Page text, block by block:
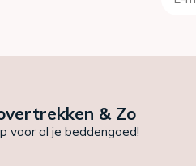
& Zo
voor al je beddengoed!